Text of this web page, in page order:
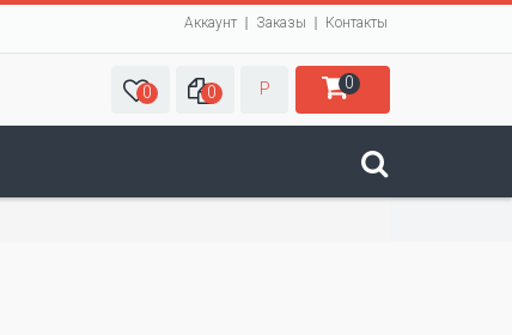
Аккаунт Заказы Контакты
0 0 Р 0